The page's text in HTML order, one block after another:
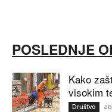
POSLEDNJE
Kako
visokim
Društvo